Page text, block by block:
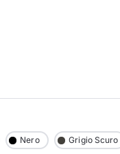
Nero Grigio Scuro